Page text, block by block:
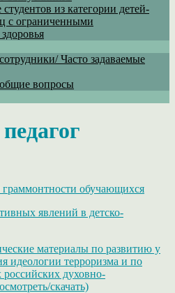
из категории детей-
с ограниченными
Часто задаваемые
вопросы
обучающихся
явлений в детско-
материалы по развитию у
идеологии терроризма и по
духовно-
скачать)